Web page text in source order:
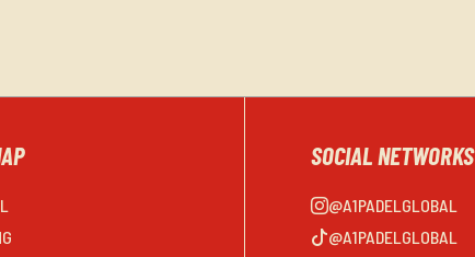
SOCIAL NETWORKS
@A1PADELGLOBAL
@A1PADELGLOBAL